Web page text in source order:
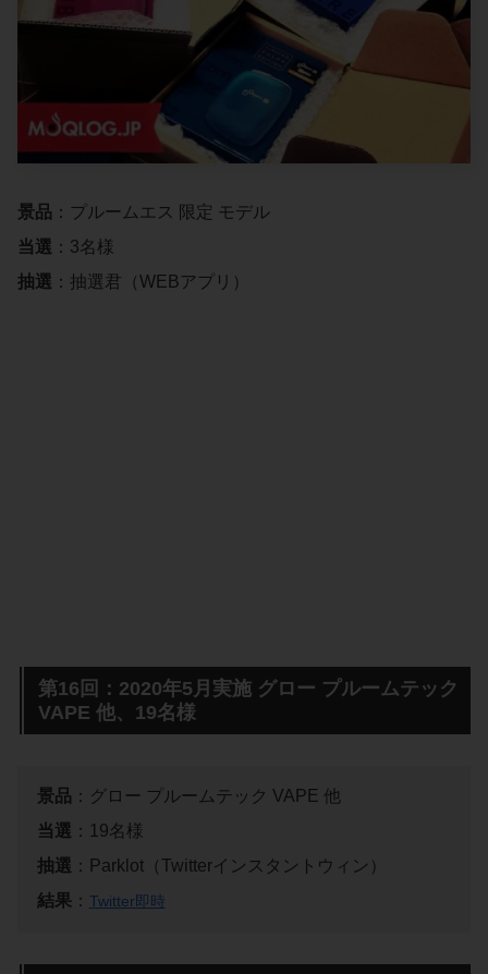
景品 ：プルームエス 限定 モデル
当選 ：3名様
抽選 ：抽選君（WEBアプリ）
第16回：2020年5月実施 グロー プルームテック
VAPE 他、19名様
景品 ：グロー プルームテック VAPE 他
当選 ：19名様
抽選 ：Parklot（Twitterインスタントウィン）
結果： Twitter即時